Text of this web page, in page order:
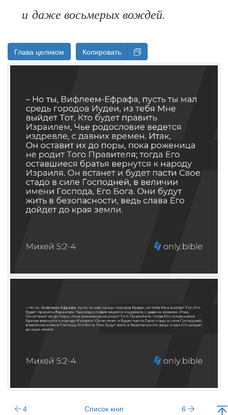
и даже восьмерых вождей.
Глава целиком Копировать
4 Список книг 6